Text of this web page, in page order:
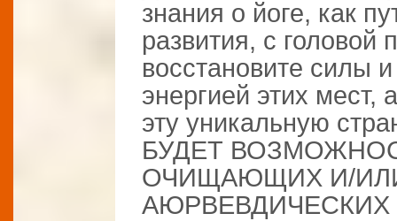
знания о йоге, как
развития, с головой
восстановите силы
энергией этих мест,
эту уникальную
БУДЕТ
ОЧИЩАЮЩИХ И/
АЮРВЕВДИЧЕСКИХ